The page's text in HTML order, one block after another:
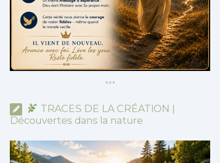
***
TRACES DE LA CRÉATION |
Découvertes dans la nature